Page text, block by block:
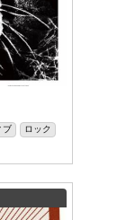
ブ
ロック